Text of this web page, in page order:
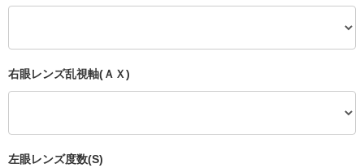
右眼レンズ乱視軸(ＡＸ)
左眼レンズ度数(S)